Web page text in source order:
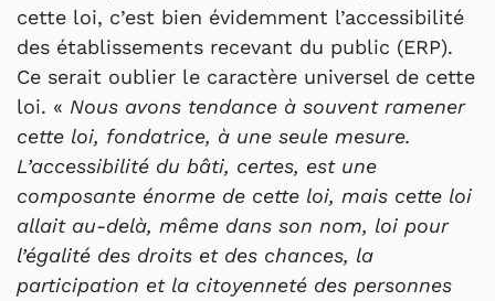
cette loi, c’est bien évidemment l’accessibilité
des établissements recevant du public (ERP).
Ce serait oublier le caractère universel de cette
loi. « Nous avons tendance à souvent ramener
cette loi, fondatrice, à une seule mesure.
L’accessibilité du bâti, certes, est une
composante énorme de cette loi, mais cette loi
allait au-delà, même dans son nom, loi pour
l’égalité des droits et des chances, la
participation et la citoyenneté des personnes